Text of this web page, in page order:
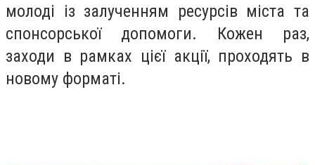
молоді із залученням ресурсів міста та
спонсорської допомоги. Кожен раз,
заходи в рамках цієї акції, проходять в
новому форматі.